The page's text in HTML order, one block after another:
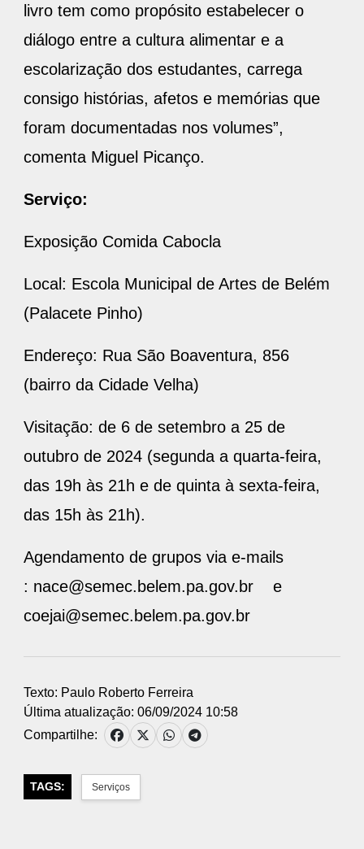
livro tem como propósito estabelecer o
diálogo entre a cultura alimentar e a
escolarização dos estudantes, carrega
consigo histórias, afetos e memórias que
foram documentadas nos volumes”,
comenta Miguel Picanço.
Serviço:
Exposição Comida Cabocla
Local: Escola Municipal de Artes de Belém
(Palacete Pinho)
Endereço: Rua São Boaventura, 856
(bairro da Cidade Velha)
Visitação: de 6 de setembro a 25 de
outubro de 2024 (segunda a quarta-feira,
das 19h às 21h e de quinta à sexta-feira,
das 15h às 21h).
Agendamento de grupos via e-mails
: nace@semec.belem.pa.gov.br e
coejai@semec.belem.pa.gov.br
Texto: Paulo Roberto Ferreira
Última atualização: 06/09/2024 10:58
Compartilhe:
TAGS: Serviços